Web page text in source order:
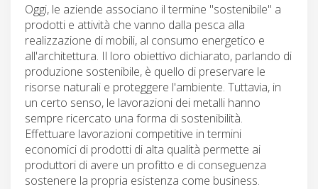
Oggi, le aziende associano il termine "sostenibile" a
prodotti e attività che vanno dalla pesca alla
realizzazione di mobili, al consumo energetico e
all'architettura. Il loro obiettivo dichiarato, parlando di
produzione sostenibile, è quello di preservare le
risorse naturali e proteggere l'ambiente. Tuttavia, in
un certo senso, le lavorazioni dei metalli hanno
sempre ricercato una forma di sostenibilità.
Effettuare lavorazioni competitive in termini
economici di prodotti di alta qualità permette ai
produttori di avere un profitto e di conseguenza
sostenere la propria esistenza come business.